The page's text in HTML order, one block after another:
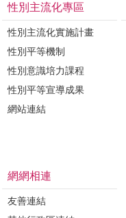
性別主流化專區
性別主流化實施計畫
性別平等機制
性別意識培力課程
性別平等宣導成果
網站連結
網網相連
友善連結